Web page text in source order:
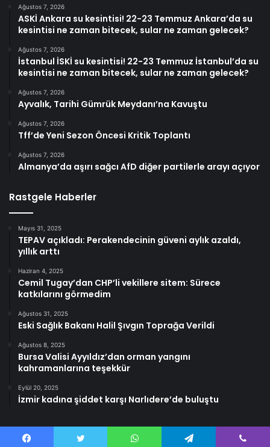
Ağustos 7, 2026
ASKİ Ankara su kesintisi! 22-23 Temmuz Ankara’da su
kesintisi ne zaman bitecek, sular ne zaman gelecek?
Ağustos 7, 2026
İstanbul İSKİ su kesintisi! 22-23 Temmuz İstanbul’da su
kesintisi ne zaman bitecek, sular ne zaman gelecek?
Ağustos 7, 2026
Ayvalık, Tarihi Gümrük Meydanı’na Kavuştu
Ağustos 7, 2026
Tff’de Yeni Sezon Öncesi Kritik Toplantı
Ağustos 7, 2026
Almanya’da aşırı sağcı AfD diğer partilerle arayı açıyor
Rastgele Haberler
Mayıs 31, 2025
TEPAV açıkladı: Perakendecinin güveni aylık azaldı,
yıllık arttı
Haziran 4, 2025
Cemil Tugay’dan CHP’li vekillere sitem: Sürece
katkılarını görmedim
Ağustos 31, 2025
Eski Sağlık Bakanı Halil Şıvgın Toprağa Verildi
Ağustos 8, 2025
Bursa Valisi Ayyıldız’dan orman yangını
kahramanlarına teşekkür
Eylül 20, 2025
İzmir kadına şiddet karşı Narlıdere’de buluştu